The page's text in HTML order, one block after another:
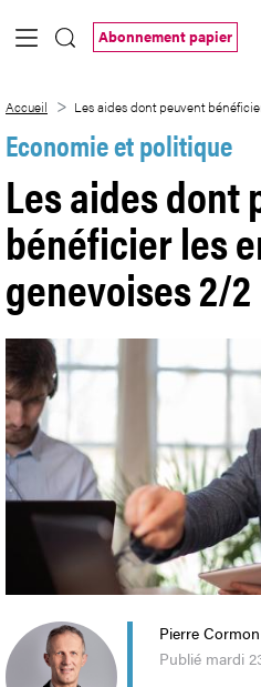
Saut au contenu principal
Abonnement papier
Accueil Les aides dont peuvent
Economie et politique
Les aides dont
bénéficier les
genevoises 2/2
Pierre Cormon
Publié mardi